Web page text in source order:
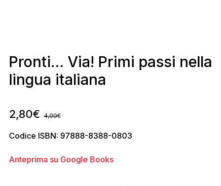
Pronti… Via! Primi passi nella
lingua italiana
2,80€ 4,00€
Codice ISBN: 97888-8388-0803
Anteprima su Google Books